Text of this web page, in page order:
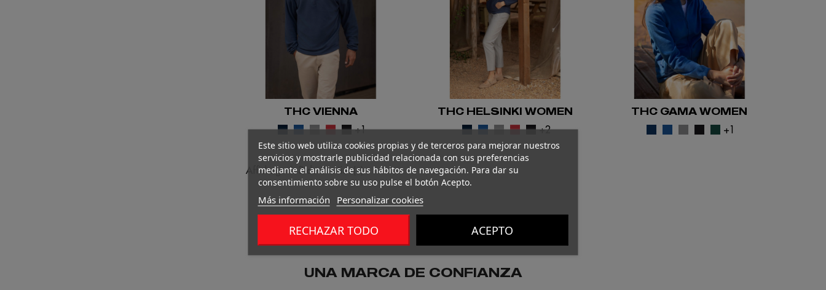
THC VIENNA
+1
THC HELSINKI WOMEN
+2
THC GAMA WOMEN
+1
Affichage 1-3 de 3 article(s)
UNA MARCA DE CONFIANZA
Este sitio web utiliza cookies propias y de terceros para mejorar nuestros
servicios y mostrarle publicidad relacionada con sus preferencias
mediante el análisis de sus hábitos de navegación. Para dar su
consentimiento sobre su uso pulse el botón Acepto.
Más información Personalizar cookies
RECHAZAR TODO ACEPTO